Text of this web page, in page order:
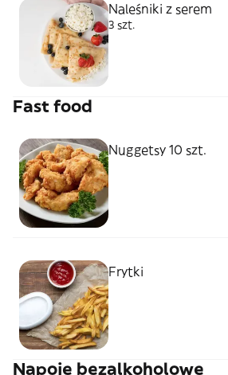
Naleśniki z serem
3 szt.
Fast food
Nuggetsy 10 szt.
Frytki
Napoje bezalkoholowe